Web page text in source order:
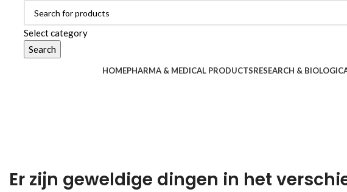
Select category
Search
HOMEPHARMA & MEDICAL PRODUCTSRESEARCH &
Er zijn geweldige dingen in het